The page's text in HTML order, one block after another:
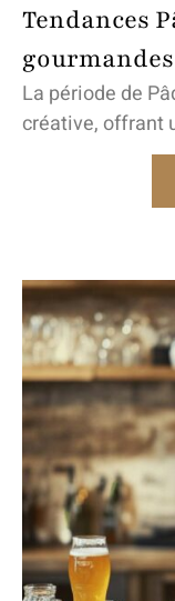
Tendances
La période de
créative, offrant